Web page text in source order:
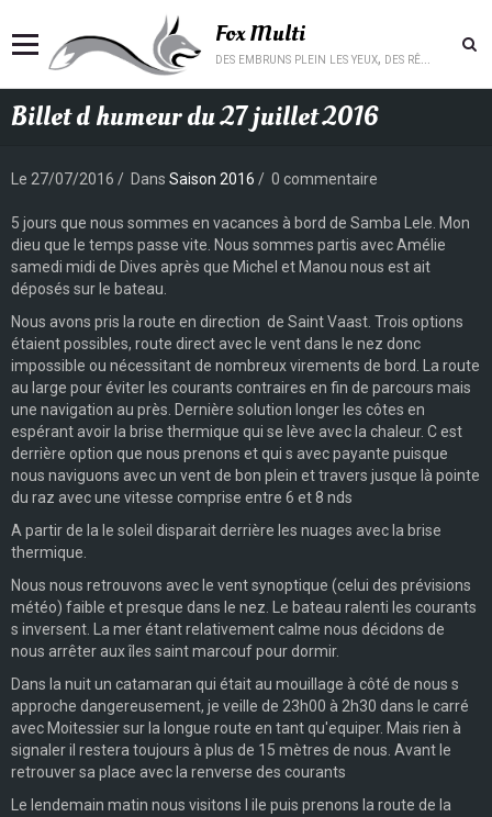
Fox Multi
des embruns plein les yeux, des rêves plein la tête.
Billet d humeur du 27 juillet 2016
Le 27/07/2016 Dans Saison 2016 0 commentaire
5 jours que nous sommes en vacances à bord de Samba Lele. Mon
dieu que le temps passe vite. Nous sommes partis avec Amélie
samedi midi de Dives après que Michel et Manou nous est ait
déposés sur le bateau.
Nous avons pris la route en direction de Saint Vaast. Trois options
étaient possibles, route direct avec le vent dans le nez donc
impossible ou nécessitant de nombreux virements de bord. La route
au large pour éviter les courants contraires en fin de parcours mais
une navigation au près. Dernière solution longer les côtes en
espérant avoir la brise thermique qui se lève avec la chaleur. C est
derrière option que nous prenons et qui s avec payante puisque
nous naviguons avec un vent de bon plein et travers jusque là pointe
du raz avec une vitesse comprise entre 6 et 8 nds
A partir de la le soleil disparait derrière les nuages avec la brise
thermique.
Nous nous retrouvons avec le vent synoptique (celui des prévisions
météo) faible et presque dans le nez. Le bateau ralenti les courants
s inversent. La mer étant relativement calme nous décidons de
nous arrêter aux îles saint marcouf pour dormir.
Dans la nuit un catamaran qui était au mouillage à côté de nous s
approche dangereusement, je veille de 23h00 à 2h30 dans le carré
avec Moitessier sur la longue route en tant qu'equiper. Mais rien à
signaler il restera toujours à plus de 15 mètres de nous. Avant le
retrouver sa place avec la renverse des courants
Le lendemain matin nous visitons l ile puis prenons la route de la